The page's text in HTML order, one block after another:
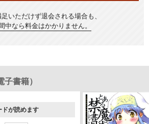
いただけず退会される場合も、
中なら料金はかかりません。
書籍）
ドが読めます